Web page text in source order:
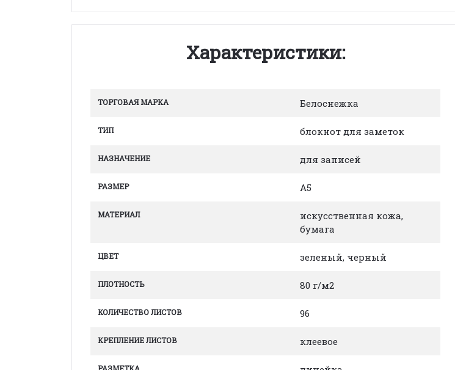
Характеристики:
ТОРГОВАЯ МАРКА Белоснежка
ТИП блокнот для заметок
НАЗНАЧЕНИЕ для записей
РАЗМЕР А5
МАТЕРИАЛ
искусственная кожа,
бумага
ЦВЕТ зеленый, черный
ПЛОТНОСТЬ 80 г/м2
КОЛИЧЕСТВО ЛИСТОВ 96
КРЕПЛЕНИЕ ЛИСТОВ клеевое